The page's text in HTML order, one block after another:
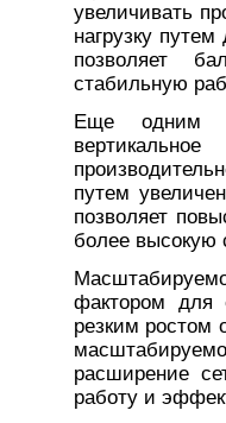
увеличивать
нагрузку
позволяет
стабильную
Еще одним
путем
позволяет
более высокую
фактором для
резким ростом
расширение
работу и